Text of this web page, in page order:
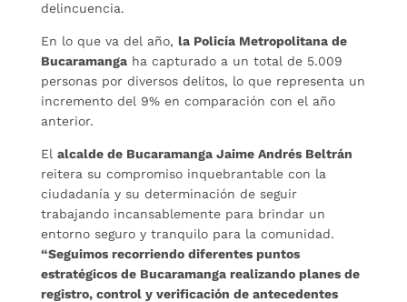
delincuencia.
En lo que va del año, la Policía Metropolitana de
Bucaramangaha capturado a un total de 5.009
personas por diversos delitos, lo que representa un
incremento del 9% en comparación con el año
anterior.
El alcalde de Bucaramanga Jaime Andrés Beltrán
reitera su compromiso inquebrantable con la
ciudadanía y su determinación de seguir
trabajando incansablemente para brindar un
entorno seguro y tranquilo para la comunidad.
“Seguimos recorriendo diferentes puntos
estratégicos de Bucaramanga realizando planes de
registro, control y verificación de antecedentes